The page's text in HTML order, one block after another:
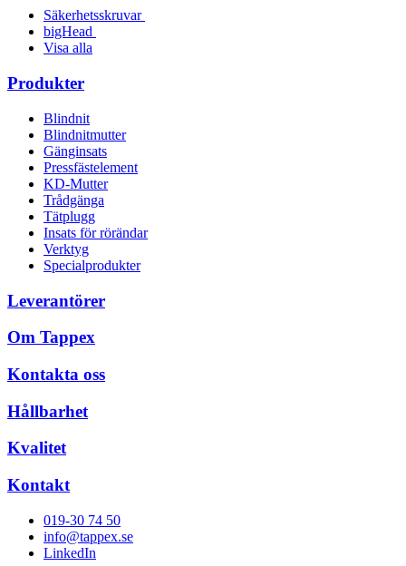
Säkerhetsskruvar
bigHead
Visa alla
Produkter
Blindnit
Blindnitmutter
Gänginsats
Pressfästelement
KD-Mutter
Trådgänga
Tätplugg
Insats för rörändar
Verktyg
Specialprodukter
Leverantörer
Om Tappex
Kontakta oss
Hållbarhet
Kvalitet
Kontakt
019-30 74 50
info@tappex.se
LinkedIn